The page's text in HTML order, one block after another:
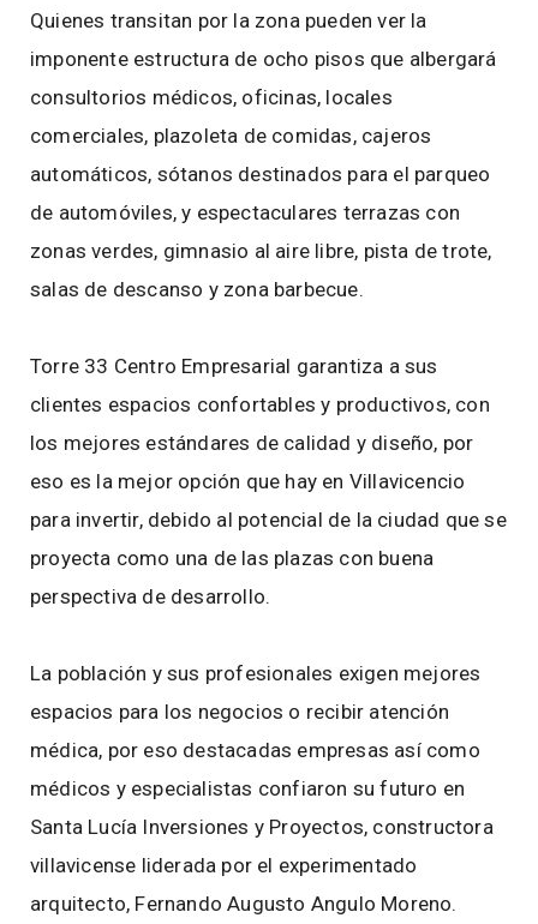
Quienes transitan por la zona pueden ver la
imponente estructura de ocho pisos que albergará
consultorios médicos, oficinas, locales
comerciales, plazoleta de comidas, cajeros
automáticos, sótanos destinados para el parqueo
de automóviles, y espectaculares terrazas con
zonas verdes, gimnasio al aire libre, pista de trote,
salas de descanso y zona barbecue.
Torre 33 Centro Empresarial garantiza a sus
clientes espacios confortables y productivos, con
los mejores estándares de calidad y diseño, por
eso es la mejor opción que hay en Villavicencio
para invertir, debido al potencial de la ciudad que se
proyecta como una de las plazas con buena
perspectiva de desarrollo.
La población y sus profesionales exigen mejores
espacios para los negocios o recibir atención
médica, por eso destacadas empresas así como
médicos y especialistas confiaron su futuro en
Santa Lucía Inversiones y Proyectos, constructora
villavicense liderada por el experimentado
arquitecto, Fernando Augusto Angulo Moreno.